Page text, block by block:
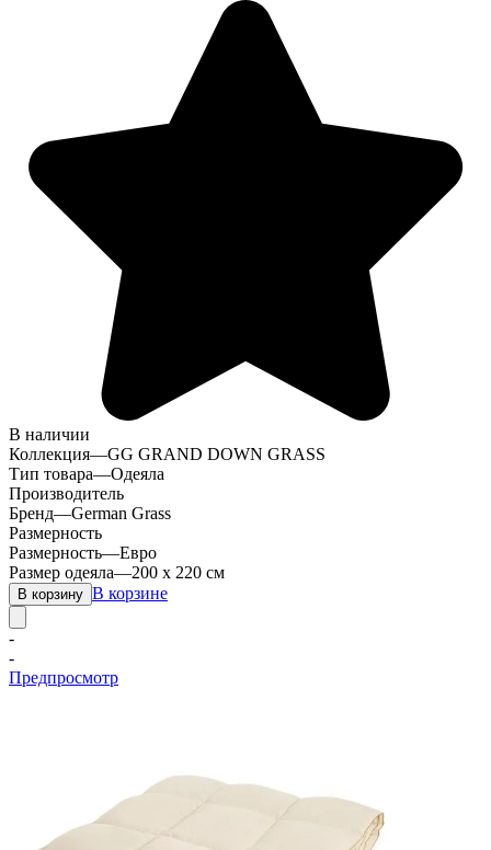
В наличии
Коллекция—GG GRAND DOWN GRASS
Тип товара—Одеяла
Производитель
Бренд—German Grass
Размерность
Размерность—Евро
Размер одеяла—200 х 220 см
В корзину В корзине
-
-
Предпросмотр